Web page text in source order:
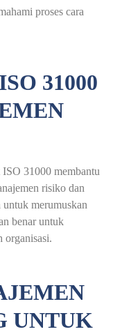
proses cara
31000
31000 membantu
risiko dan
merumuskan
benar untuk
organisasi.
UNTUK